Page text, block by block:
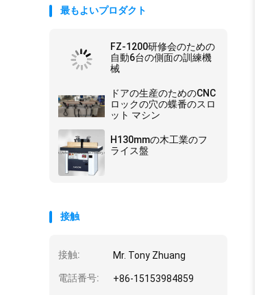
最もよいプロダクト
FZ-1200研修会のための
自動6台の側面の訓練機
械
ドアの生産のためのCNC
ロックの穴の蝶番のスロ
ット マシン
H130mmの木工業のフ
ライス盤
接触
接触: Mr. Tony Zhuang
電話番号: +86-15153984859